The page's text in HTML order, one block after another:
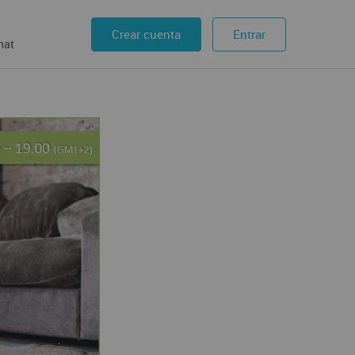
Crear cuenta Entrar